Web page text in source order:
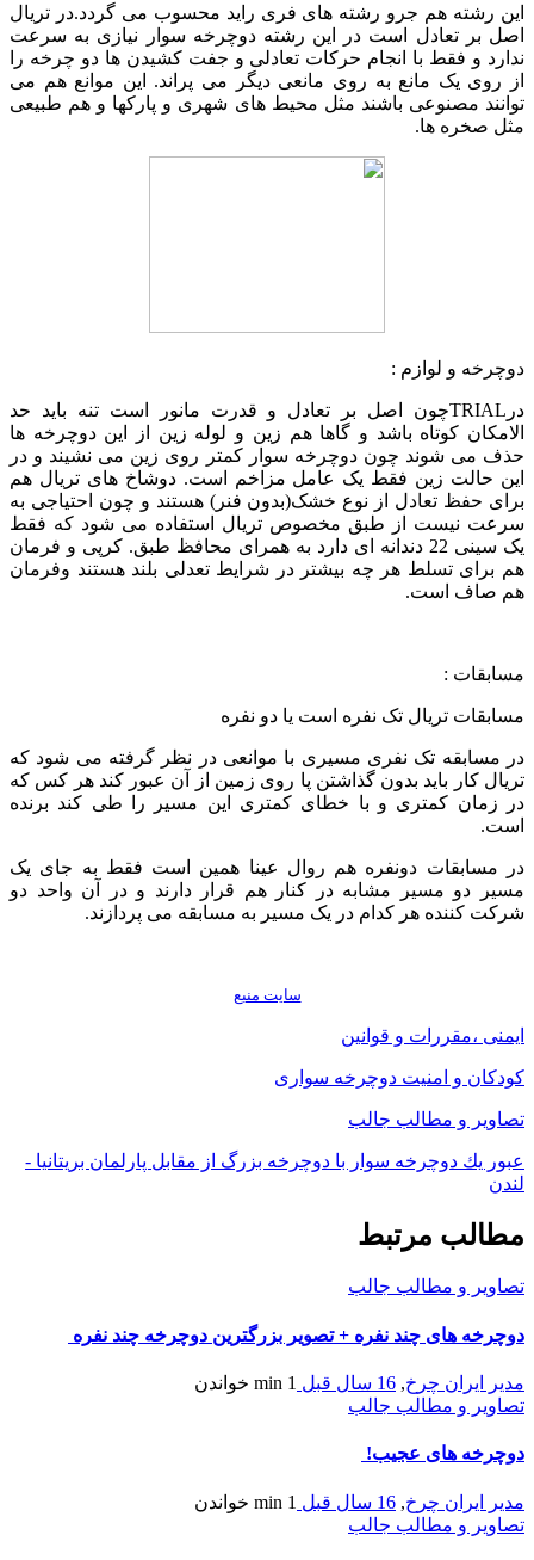
این رشته هم جرو رشته های فری راید محسوب می گردد.در تریال
اصل بر تعادل است در این رشته دوچرخه سوار نیازی به سرعت
ندارد و فقط با انجام حرکات تعادلی و جفت کشیدن ها دو چرخه را
از روی یک مانع به روی مانعی دیگر می پراند. این موانع هم می
توانند مصنوعی باشند مثل محیط های شهری و پارکها و هم طبیعی
مثل صخره ها.
دوچرخه و لوازم :
درTRIALچون اصل بر تعادل و قدرت مانور است تنه باید حد
الامکان کوتاه باشد و گاها هم زین و لوله زین از این دوچرخه ها
حذف می شوند چون دوچرخه سوار کمتر روی زین می نشیند و در
این حالت زین فقط یک عامل مزاخم است. دوشاخ های تریال هم
برای حفظ تعادل از نوع خشک(بدون فنر) هستند و چون احتیاجی به
سرعت نیست از طبق مخصوص تریال استفاده می شود که فقط
یک سینی 22 دندانه ای دارد به همرای محافظ طبق. کرپی و فرمان
هم برای تسلط هر چه بیشتر در شرایط تعدلی بلند هستند وفرمان
هم صاف است.
مسابقات :
مسابقات تریال تک نفره است یا دو نفره
در مسابقه تک نفری مسیری با موانعی در نظر گرفته می شود که
تریال کار باید بدون گذاشتن پا روی زمین از آن عبور کند هر کس که
در زمان کمتری و با خطای کمتری این مسیر را طی کند برنده
است.
در مسابقات دونفره هم روال عینا همین است فقط به جای یک
مسیر دو مسیر مشابه در کنار هم قرار دارند و در آن واحد دو
شرکت کننده هر کدام در یک مسیر به مسابقه می پردازند.
سايت منبع
ایمنی ،مقررات و قوانین
کودکان و امنیت دوچرخه ‏سواری
تصاویر و مطالب جالب
عبور يك دوچرخه سوار با دوچرخه بزرگ از مقابل پارلمان بريتانيا -
لندن
مطالب مرتبط
تصاویر و مطالب جالب
دوچرخه های چند نفره + تصویر بزرگترین دوچرخه چند نفره
مدیر ایران چرخ, 16 سال قبل 1 min
خواندن
تصاویر و مطالب جالب
دوچرخه های عجیب!
مدیر ایران چرخ, 16 سال قبل 1 min
خواندن
تصاویر و مطالب جالب